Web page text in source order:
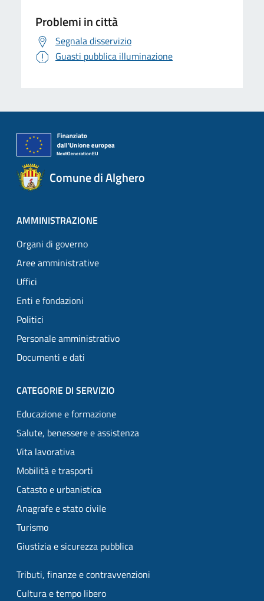
Problemi in città
Segnala disservizio
Guasti pubblica illuminazione
Comune di Alghero
AMMINISTRAZIONE
Organi di governo
Aree amministrative
Uffici
Enti e fondazioni
Politici
Personale amministrativo
Documenti e dati
CATEGORIE DI SERVIZIO
Educazione e formazione
Salute, benessere e assistenza
Vita lavorativa
Mobilità e trasporti
Catasto e urbanistica
Anagrafe e stato civile
Turismo
Giustizia e sicurezza pubblica
Tributi, finanze e contravvenzioni
Cultura e tempo libero